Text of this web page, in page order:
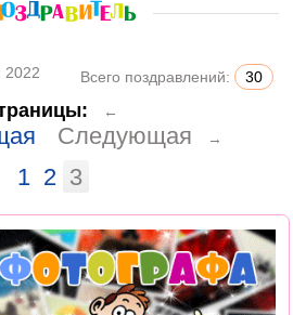
2022 Всего поздравлений: 30
←
Следующая →
1 2 3